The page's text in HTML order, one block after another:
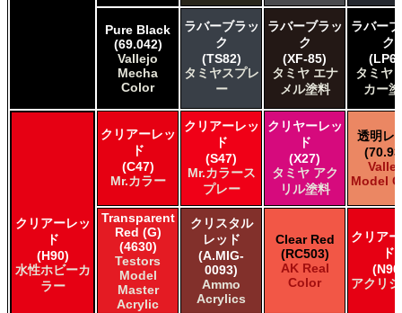
Pure Black
(69.042)
Vallejo
Mecha
Color
ラバーブラッ
ク
(TS82)
タミヤスプレ
ー
ラバーブラッ
ク
(XF-85)
タミヤ エナ
メル塗料
ラバー
ク
タミヤ
カー
クリアーレッ
ド
(H90)
水性ホビーカ
ラー
クリアーレッ
ド
(C47)
Mr.カラー
クリアーレッ
ド
(S47)
Mr.カラース
プレー
クリヤーレッ
ド
(X27)
タミヤ アク
リル塗料
透明レ
Model
Transparent
Red (G)
(4630)
Testors
Model
Master
Acrylic
クリスタル
レッド
(A.MIG-
0093)
Ammo
Acrylics
Clear Red
(RC503)
AK Real
Color
クリア
ド
アクリ